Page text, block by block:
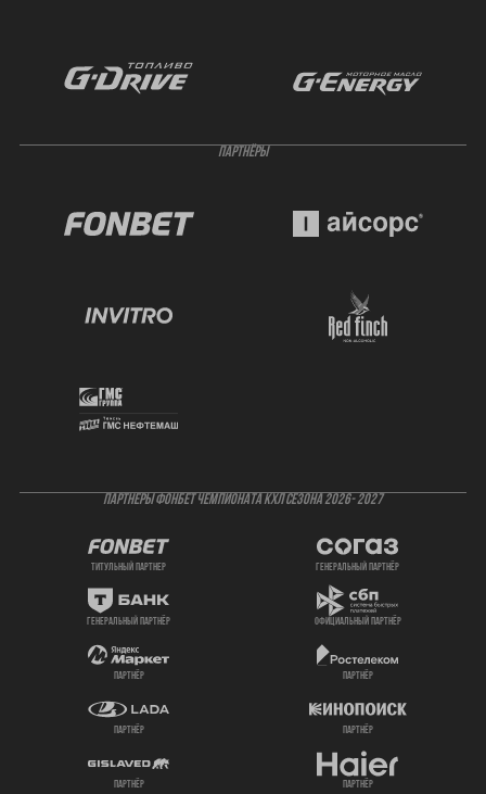
ПАРТНЁРЫ
ПАРТНЕРЫ ФОНБЕТ ЧЕМПИОНАТА КХЛ СЕЗОНА 2026- 2027
титульный партнер генеральный партнёр
генеральный партнёр официальный партнёр
партнёр партнёр
партнёр партнёр
партнёр партнёр